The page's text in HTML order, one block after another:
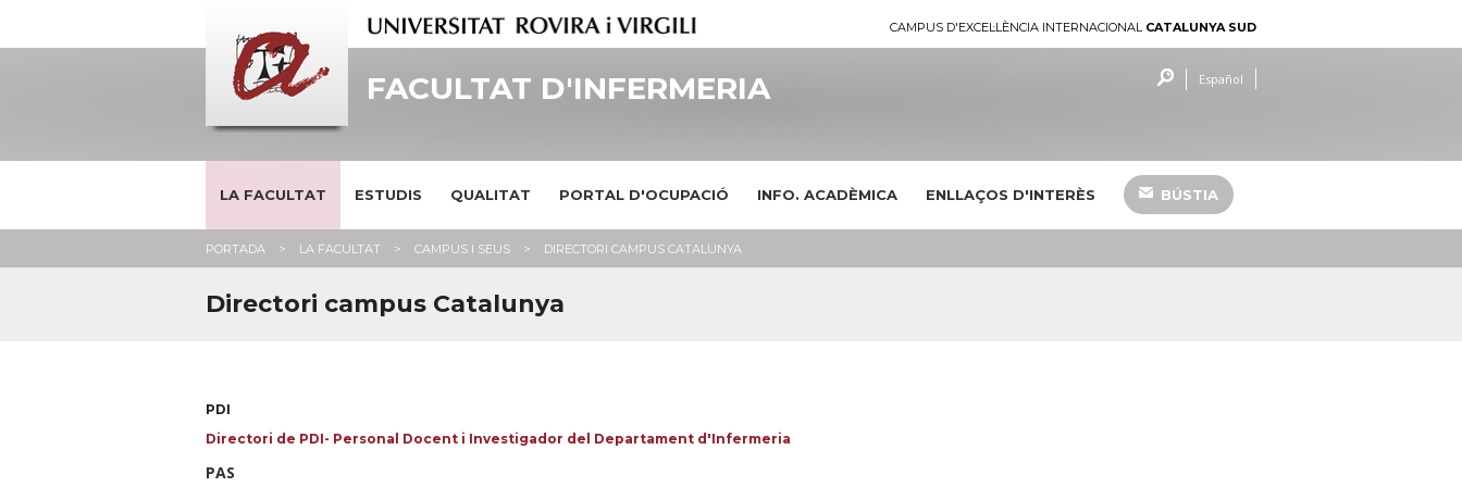
CAMPUS D'EXCEL·LÈNCIA INTERNACIONAL CATALUNYA SUD
FACULTAT D'INFERMERIA Español
LA FACULTAT ESTUDIS QUALITAT PORTAL D'OCUPACIÓ INFO. ACADÈMICA ENLLAÇOS D'INTERÈS BÚSTIA
PORTADA LA FACULTAT CAMPUS I SEUS DIRECTORI CAMPUS CATALUNYA
Directori campus Catalunya
PDI
Directori de PDI- Personal Docent i Investigador del Departament d'Infermeria
PAS